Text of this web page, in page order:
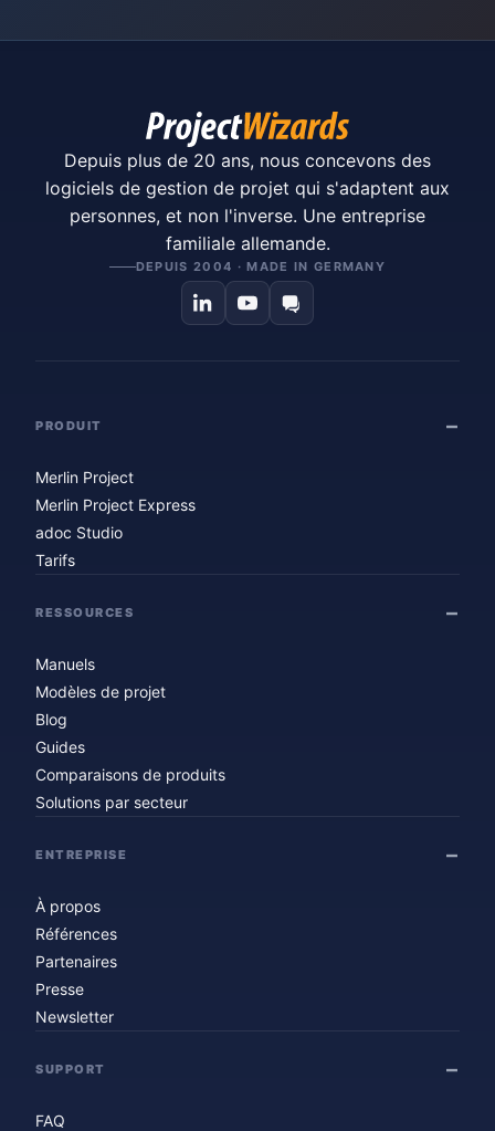
Depuis plus de 20 ans, nous concevons des
logiciels de gestion de projet qui s'adaptent aux
personnes, et non l'inverse. Une entreprise
familiale allemande.
DEPUIS 2004 · MADE IN GERMANY
PRODUIT
Merlin Project
Merlin Project Express
adoc Studio
Tarifs
RESSOURCES
Manuels
Modèles de projet
Blog
Guides
Comparaisons de produits
Solutions par secteur
ENTREPRISE
À propos
Références
Partenaires
Presse
Newsletter
SUPPORT
FAQ